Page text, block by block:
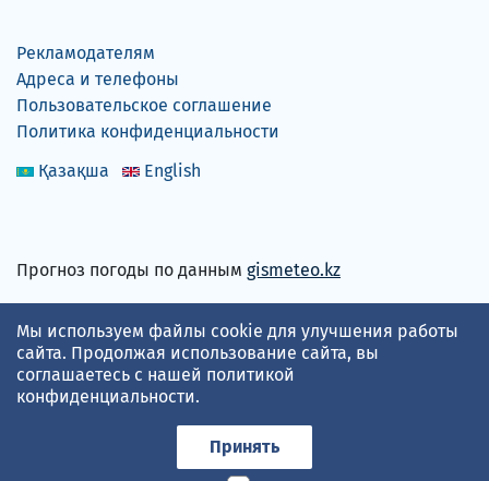
Рекламодателям
Адреса и телефоны
Пользовательское соглашение
Политика конфиденциальности
Қазақша
English
Прогноз погоды по данным gismeteo.kz
Принимаем карты
Мы используем файлы cookie для улучшения работы
сайта. Продолжая использование сайта, вы
соглашаетесь с нашей политикой
конфиденциальности.
Принять